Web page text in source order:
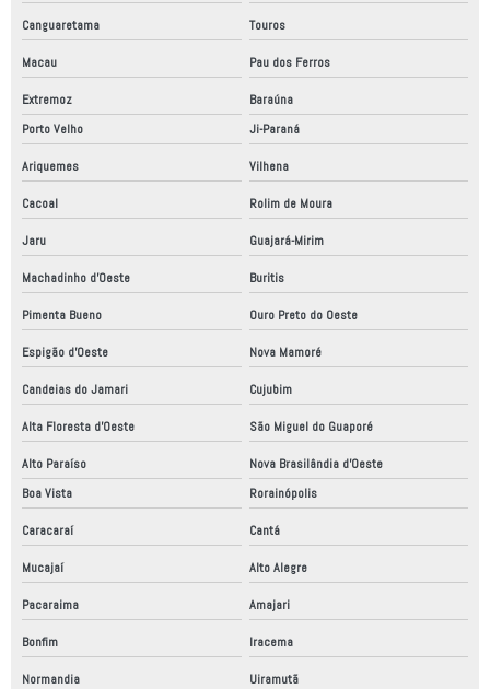
Canguaretama Touros
Macau Pau dos Ferros
Extremoz
Baraúna
Porto Velho
Ji-Paraná
Ariquemes Vilhena
Cacoal Rolim de Moura
Jaru Guajará-Mirim
Machadinho d'Oeste Buritis
Pimenta Bueno Ouro Preto do Oeste
Espigão d'Oeste Nova Mamoré
Candeias do Jamari Cujubim
Alta Floresta d'Oeste São Miguel do Guaporé
Alto Paraíso
Nova Brasilândia d'Oeste
Boa Vista
Rorainópolis
Caracaraí Cantá
Mucajaí Alto Alegre
Pacaraima Amajari
Bonfim Iracema
Normandia Uiramutã